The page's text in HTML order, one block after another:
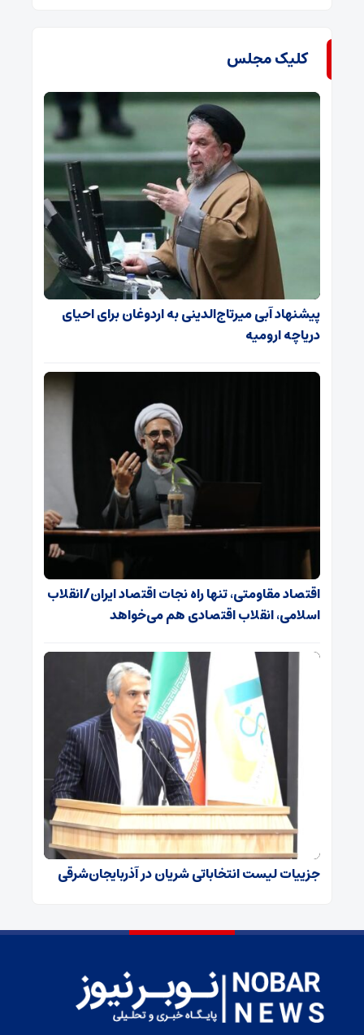
کلیک مجلس
پیشنهاد آبی میرتاج‌الدینی‌ به اردوغان برای احیای
دریاچه ارومیه
اقتصاد مقاومتی، تنها راه نجات اقتصاد ایران/انقلاب
اسلامی، انقلاب اقتصادی هم می‌خواهد
جزییات لیست انتخاباتی شریان در آذربایجان‌شرقی